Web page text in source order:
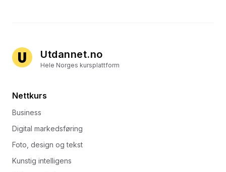
Utdannet.no
Hele Norges kursplattform
Nettkurs
Business
Digital markedsføring
Foto, design og tekst
Kunstig intelligens